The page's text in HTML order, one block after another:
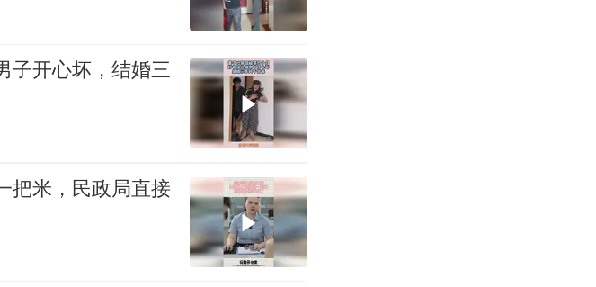
子开心坏，结婚三
把米，民政局直接